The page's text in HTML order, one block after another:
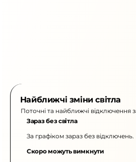
Найближчі зміни світла
Поточні та найближчі відключення
Зараз без світла
За графіком зараз без відключень.
Скоро можуть вимкнути